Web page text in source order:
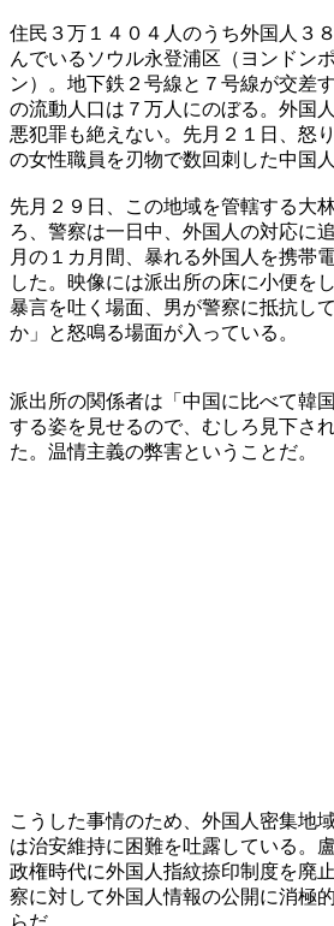
住民３万１４０４人のうち外国人３
んでいるソウル永登浦区（ヨンドン
ン）。地下鉄２号線と７号線が交差
の流動人口は７万人にのぼる。外国
悪犯罪も絶えない。先月２１日、怒
の女性職員を刃物で数回刺した中国
先月２９日、この地域を管轄する大
ろ、警察は一日中、外国人の対応に
月の１カ月間、暴れる外国人を携帯
した。映像には派出所の床に小便を
暴言を吐く場面、男が警察に抵抗し
か」と怒鳴る場面が入っている。
派出所の関係者は「中国に比べて韓
する姿を見せるので、むしろ見下さ
た。温情主義の弊害ということだ。
こうした事情のため、外国人密集地
は治安維持に困難を吐露している。
政権時代に外国人指紋捺印制度を廃
察に対して外国人情報の公開に消極
らだ。